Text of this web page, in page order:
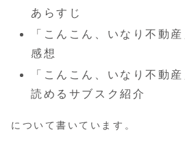
あらすじ
「こんこん、いなり不動
感想
「こんこん、いなり不動
読めるサブスク紹介
について書いています。